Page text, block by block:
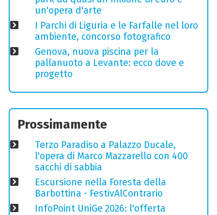
un'opera d'arte
I Parchi di Liguria e le Farfalle nel loro
ambiente, concorso fotografico
Genova, nuova piscina per la
pallanuoto a Levante: ecco dove e
progetto
Prossimamente
Terzo Paradiso a Palazzo Ducale,
l'opera di Marco Mazzarello con 400
sacchi di sabbia
Escursione nella Foresta della
Barbottina - FestivAlContrario
InfoPoint UniGe 2026: l'offerta